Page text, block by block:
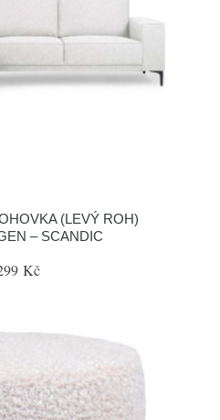
(LEVÝ ROH)
– SCANDIC
Kč